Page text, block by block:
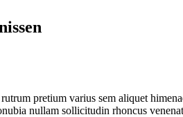
pretium varius sem aliquet
nullam sollicitudin rhoncus